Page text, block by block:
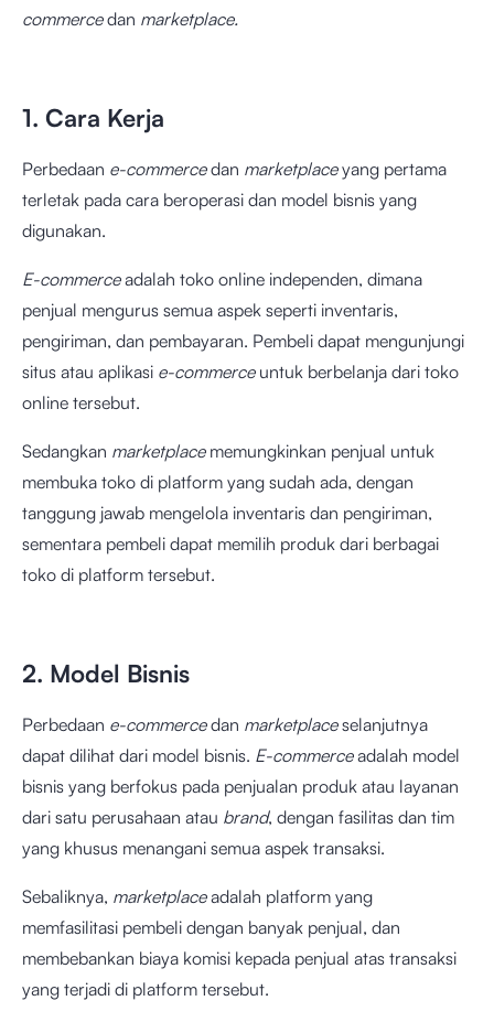
commercedan marketplace.
1. Cara Kerja
Perbedaan e-commercedan marketplaceyang pertama
terletak pada cara beroperasi dan model bisnis yang
digunakan.
E-commerceadalah toko online independen, dimana
penjual mengurus semua aspek seperti inventaris,
pengiriman, dan pembayaran. Pembeli dapat mengunjungi
situs atau aplikasi e-commerceuntuk berbelanja dari toko
online tersebut.
Sedangkan marketplacememungkinkan penjual untuk
membuka toko di platform yang sudah ada, dengan
tanggung jawab mengelola inventaris dan pengiriman,
sementara pembeli dapat memilih produk dari berbagai
toko di platform tersebut.
2. Model Bisnis
Perbedaan e-commercedan marketplaceselanjutnya
dapat dilihat dari model bisnis. E-commerceadalah model
bisnis yang berfokus pada penjualan produk atau layanan
dari satu perusahaan atau brand, dengan fasilitas dan tim
yang khusus menangani semua aspek transaksi.
Sebaliknya, marketplaceadalah platform yang
memfasilitasi pembeli dengan banyak penjual, dan
membebankan biaya komisi kepada penjual atas transaksi
yang terjadi di platform tersebut.